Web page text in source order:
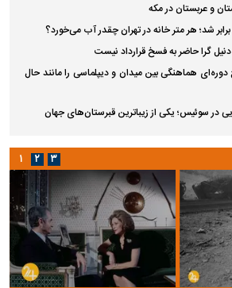
و عربستان در مکه
گرا حاضر به فسخ قرارداد نیست
هماهنگی بین میدان و دیپلماسی را مانند حال
در سوئیس؛ یکی از زیباترین قبرستان‌های جهان
۱ ۲ ۳